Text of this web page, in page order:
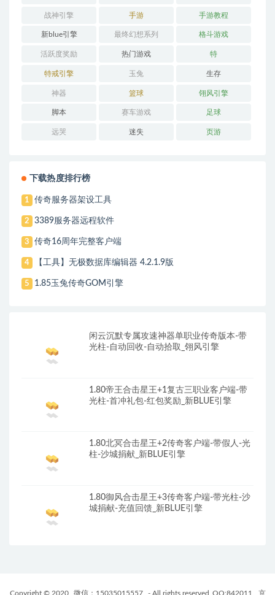
战神引擎 手游 手游教程
新blue引擎 最终幻想系列 格斗游戏
活跃度奖励 热门游戏 特
特戒引擎 玉兔 生存
神器 篮球 翎风引擎
脚本 赛车游戏 足球
远哭 迷失 页游
下载热度排行榜
1 传奇服务器架设工具
2 3389服务器远程软件
3 传奇16周年完整客户端
4 【工具】无极数据库编辑器 4.2.1.9版
5 1.85玉兔传奇GOM引擎
闲云沉默专属攻速神器单职业传奇版本-带
光柱-自动回收-自动拾取_翎风引擎
1.80帝王合击星王+1复古三职业客户端-带
光柱-首冲礼包-红包奖励_新BLUE引擎
1.80北冥合击星王+2传奇客户端-带假人-光
柱-沙城捐献_新BLUE引擎
1.80御风合击星王+3传奇客户端-带光柱-沙
城捐献-充值回馈_新BLUE引擎
Copyright © 2020 微信：15035015557 - All rights reserved QQ:842011 京